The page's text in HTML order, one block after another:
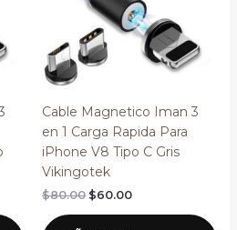
Cable Magnetico Iman 3
en 1 Carga Rapida Para
iPhone V8 Tipo C Gris
Vikingotek
$80.00 $60.00